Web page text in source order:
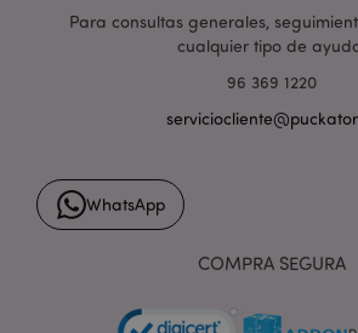
Para consultas generales,
cualquier tipo de
96 369 1220
WhatsApp
COMPRA SEGURA
mage-cache-storage-section-
invalidation
form_key